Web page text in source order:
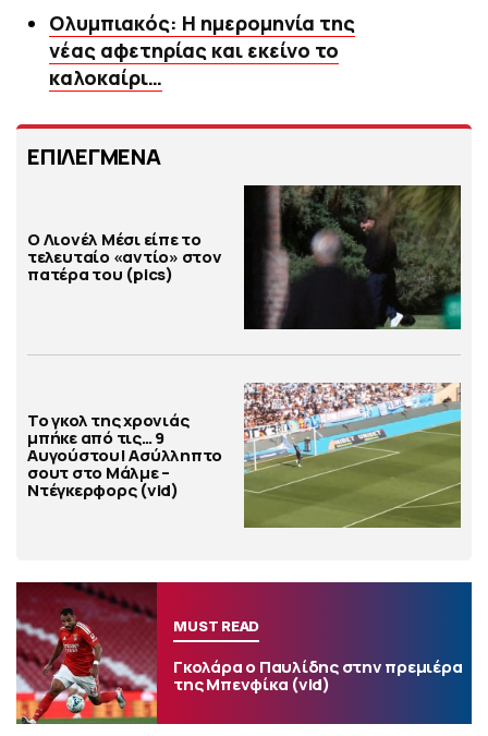
Ολυμπιακός: Η ημερομηνία της
νέας αφετηρίας και εκείνο το
καλοκαίρι…
ΕΠΙΛΕΓΜΕΝΑ
Ο Λιονέλ Μέσι είπε το
τελευταίο «αντίο» στον
πατέρα του (pics)
Το γκολ της χρονιάς
μπήκε από τις… 9
Αυγούστου! Ασύλληπτο
σουτ στο Μάλμε –
Ντέγκερφορς (vid)
MUST READ
Γκολάρα ο Παυλίδης στην πρεμιέρα
της Μπενφίκα (vid)